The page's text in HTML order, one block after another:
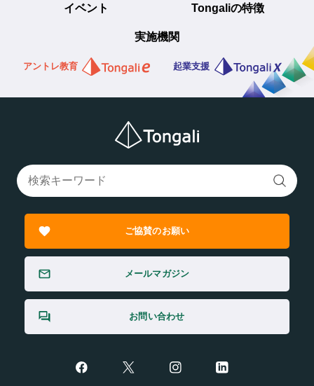
イベント Tongaliの特徴
実施機関
アントレ教育 起業支援
ご協賛のお願い
メールマガジン
お問い合わせ